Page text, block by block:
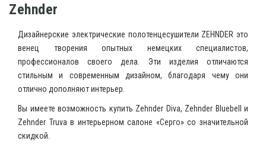
Zehnder
Дизайнерские электрические полотенцесушители ZEHNDER это
венец творения опытных немецких специалистов,
профессионалов своего дела. Эти изделия отличаются
стильным и современным дизайном, благодаря чему они
отлично дополняют интерьер.
Вы имеете возможность купить Zehnder Diva, Zehnder Bluebell и
Zehnder Truva в интерьерном салоне «Серго» со значительной
скидкой.